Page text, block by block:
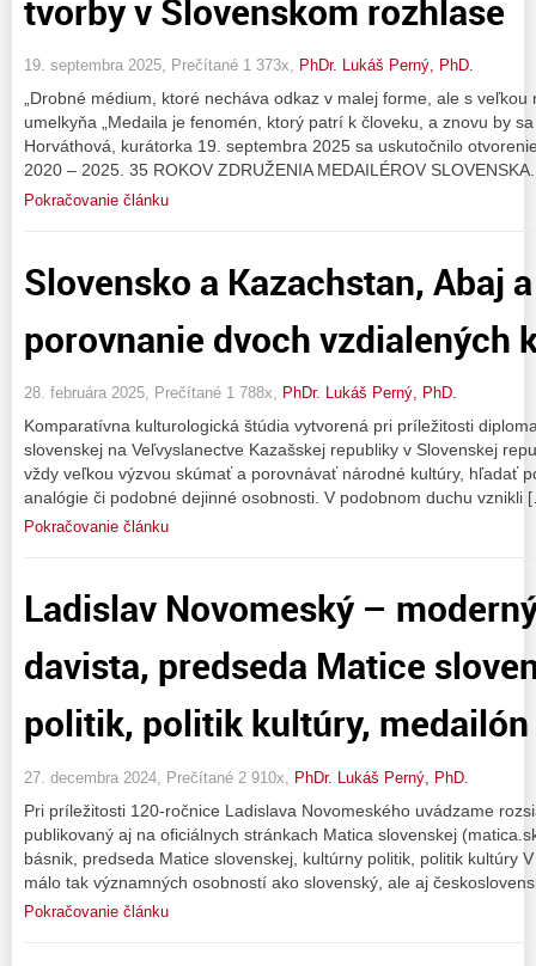
tvorby v Slovenskom rozhlase
19. septembra 2025, Prečítané 1 373x, PhDr. Lukáš Perný, PhD.
„Drobné médium, ktoré necháva odkaz v malej forme, ale s
umelkyňa „Medaila je fenomén, ktorý patrí k človeku, a znovu by
Horváthová, kurátorka 19. septembra 2025 sa uskutočnilo
2020 – 2025. 35 ROKOV ZDRUŽENIA MEDAILÉROV
Pokračovanie článku
Slovensko a Kazachstan, Abaj
porovnanie dvoch vzdialených
28. februára 2025, Prečítané 1 788x, PhDr. Lukáš Perný, PhD.
Komparatívna kulturologická štúdia vytvorená pri príležitosti
slovenskej na Veľvyslanectve Kazašskej republiky v Slovenskej
vždy veľkou výzvou skúmať a porovnávať národné kultúry, hľadať
analógie či podobné dejinné osobnosti. V podobnom duchu vznikli
Pokračovanie článku
Ladislav Novomeský –
davista, predseda Matice
politik, politik kultúry,
27. decembra 2024, Prečítané 2 910x, PhDr. Lukáš Perný, PhD.
Pri príležitosti 120-ročnice Ladislava Novomeského uvádzame
publikovaný aj na oficiálnych stránkach Matica slovenskej
básnik, predseda Matice slovenskej, kultúrny politik, politik kultúry
málo tak významných osobností ako slovenský, ale aj
Pokračovanie článku